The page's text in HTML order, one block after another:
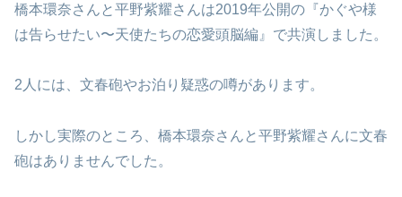
橋本環奈さんと平野紫耀さんは2019年公開の『かぐや様
は告らせたい〜天使たちの恋愛頭脳編』で共演しました。
2人には、文春砲やお泊り疑惑の噂があります。
しかし実際のところ、橋本環奈さんと平野紫耀さんに文春
砲はありませんでした。